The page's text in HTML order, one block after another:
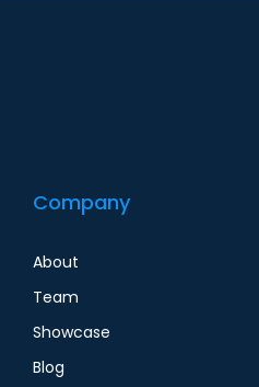
Company
About
Team
Showcase
Blog